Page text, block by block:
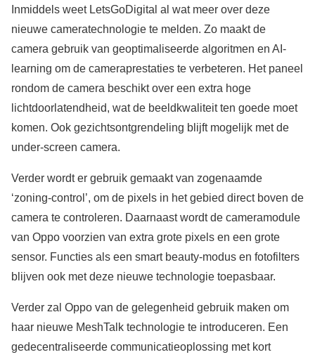
Inmiddels weet LetsGoDigital al wat meer over deze
nieuwe cameratechnologie te melden. Zo maakt de
camera gebruik van geoptimaliseerde algoritmen en AI-
learning om de cameraprestaties te verbeteren. Het paneel
rondom de camera beschikt over een extra hoge
lichtdoorlatendheid, wat de beeldkwaliteit ten goede moet
komen. Ook gezichtsontgrendeling blijft mogelijk met de
under-screen camera.
Verder wordt er gebruik gemaakt van zogenaamde
‘zoning-control’, om de pixels in het gebied direct boven de
camera te controleren. Daarnaast wordt de cameramodule
van Oppo voorzien van extra grote pixels en een grote
sensor. Functies als een smart beauty-modus en fotofilters
blijven ook met deze nieuwe technologie toepasbaar.
Verder zal Oppo van de gelegenheid gebruik maken om
haar nieuwe MeshTalk technologie te introduceren. Een
gedecentraliseerde communicatieoplossing met kort